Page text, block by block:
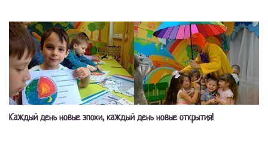
Каждый день новые эпохи, каждый день новые открытия!